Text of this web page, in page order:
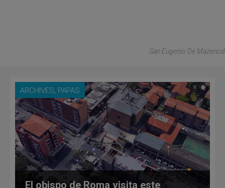
San Eugenio De Mazenod
ARCHIVES, PAPAS
El obispo de Roma visita este